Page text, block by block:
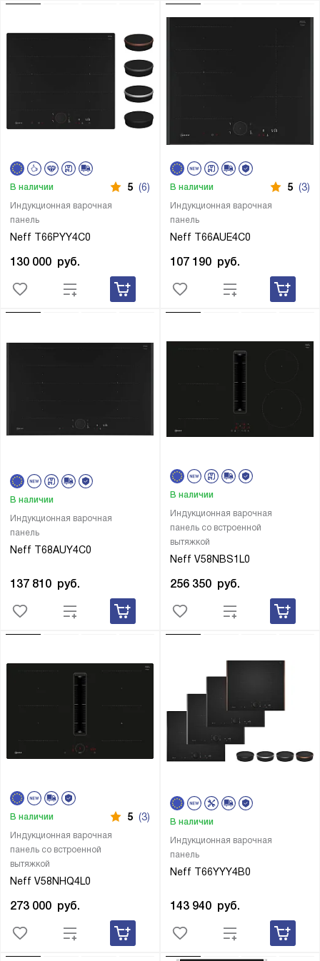
Индукционная варочная
панель
Neff T66PYY4C0
В наличии 5 (6)
130 000 руб.
Индукционная варочная
панель
Neff T66AUE4C0
В наличии 5 (3)
107 190 руб.
Индукционная варочная
панель
Neff T68AUY4C0
В наличии
137 810 руб.
Индукционная варочная
панель со встроенной
вытяжкой
Neff V58NBS1L0
В наличии
256 350 руб.
Индукционная варочная
панель со встроенной
вытяжкой
Neff V58NHQ4L0
В наличии 5 (3)
273 000 руб.
Индукционная варочная
панель
Neff T66YYY4B0
В наличии
143 940 руб.